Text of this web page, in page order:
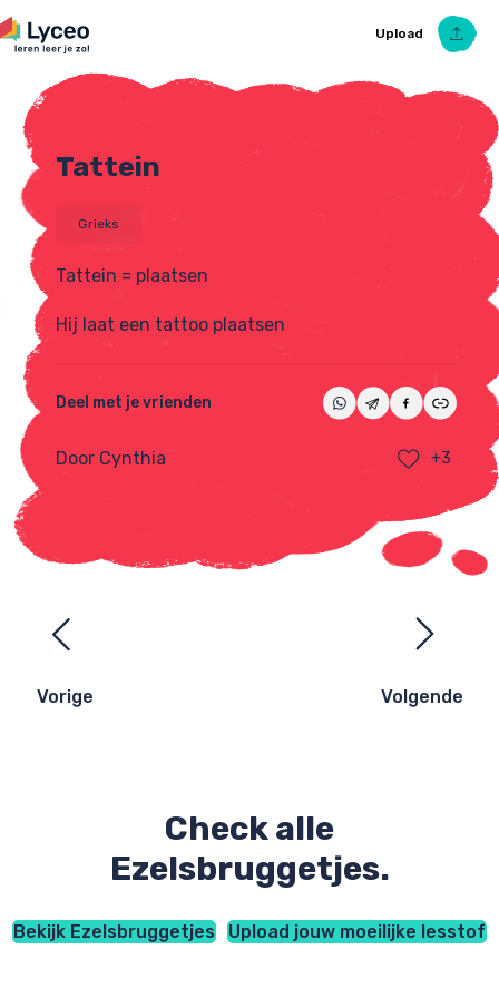
Upload
Tattein
Grieks
Tattein = plaatsen
Hij laat een tattoo plaatsen
Deel met je vrienden
Door Cynthia +3
Ezelsbruggetjes
navigatie
Vorige Volgende
Check alle
Ezelsbruggetjes.
Bekijk Ezelsbruggetjes Upload jouw moeilijke lesstof